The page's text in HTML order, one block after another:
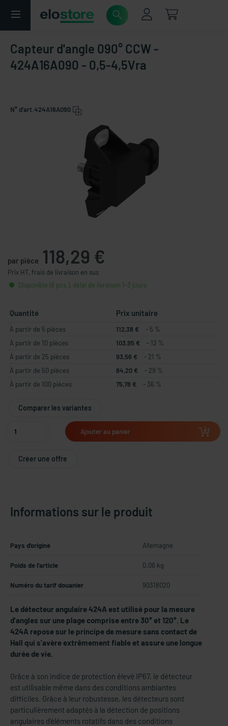
Capteur d'angle 090° CCW -
424A16A090 - 0,5-4,5Vra
N° d'art. 424A16A090
par pièce 118,29 €
Prix HT, frais de livraison en sus
Disponible (8 pcs.), délai de livraison 1-3 jours
Quantité Prix unitaire
À partir de 5 pièces 112,38 €
- 5 %
À partir de 10 pièces
103,95 €
- 12 %
À partir de 25 pièces
93,56 €
- 21 %
À partir de 50 pièces
84,20 €
- 29 %
À partir de 100 pièces
75,78 € - 36 %
Comparer les variantes
Ajouter au panier
Créer une offre
Informations sur le produit
Pays d'origine Allemagne
Poids de l'article 0.06 kg
Numéro du tarif douanier 90318020
Le détecteur angulaire 424A est utilisé pour la mesure
d'angles sur une plage comprise entre 30° et 120°. Le
424A repose sur le principe de mesure sans contact de
Hall qui s'avère extrêmement fiable et assure une longue
durée de vie.
Grâce à son indice de protection élevé IP67, le détecteur
est utilisable même dans des conditions ambiantes
difficiles. Grâce à leur robustesse, les détecteurs sont
particulièrement adaptés à la détection de positions
angulaires d'éléments rotatifs dans des conditions